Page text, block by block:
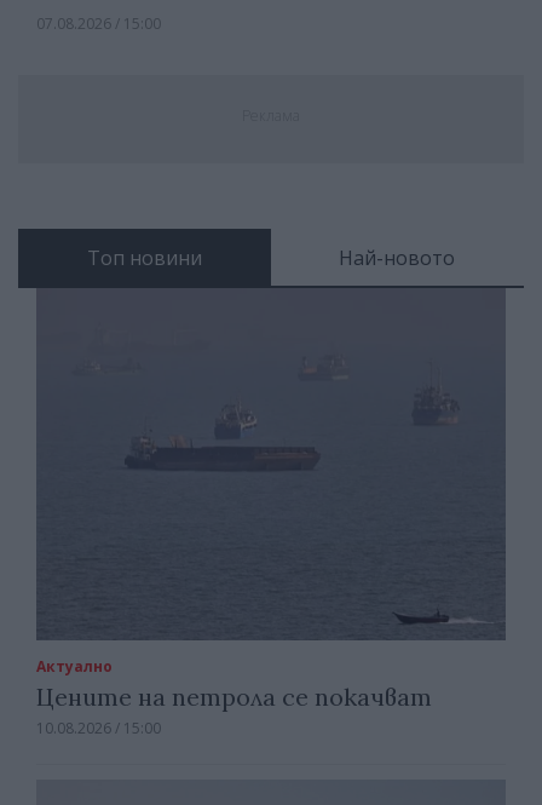
07.08.2026 / 15:00
Топ новини Най-новото
Актуално
Цените на петрола се покачват
10.08.2026 / 15:00